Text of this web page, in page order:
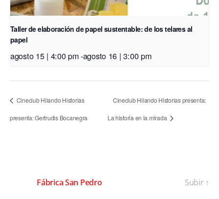
Taller de elaboración de papel sustentable: de los telares al
papel
agosto 15 | 4:00 pm-agosto 16 | 3:00 pm
Cineclub Hilando Historias
presenta: Gertrudis Bocanegra
Cineclub Hilando Historias presenta:
La historia en la mirada
Fábrica San Pedro Subir ↑